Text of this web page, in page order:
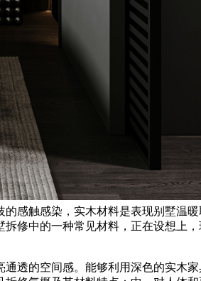
感触感染，实木材料是表现别墅温
修中的一种常见材料，正在设想上
的空间感。能够利用深色的实木